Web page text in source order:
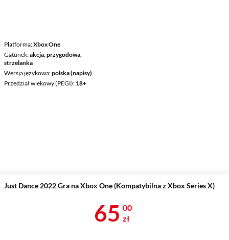
Platforma Xbox One
Gatunek akcja, przygodowa,
strzelanka
Wersja językowa polska (napisy)
Przedział wiekowy (PEGI) 18+
Just Dance 2022 Gra na Xbox One (Kompatybilna z Xbox Series X)
Cena 65 zł
65 00
zł